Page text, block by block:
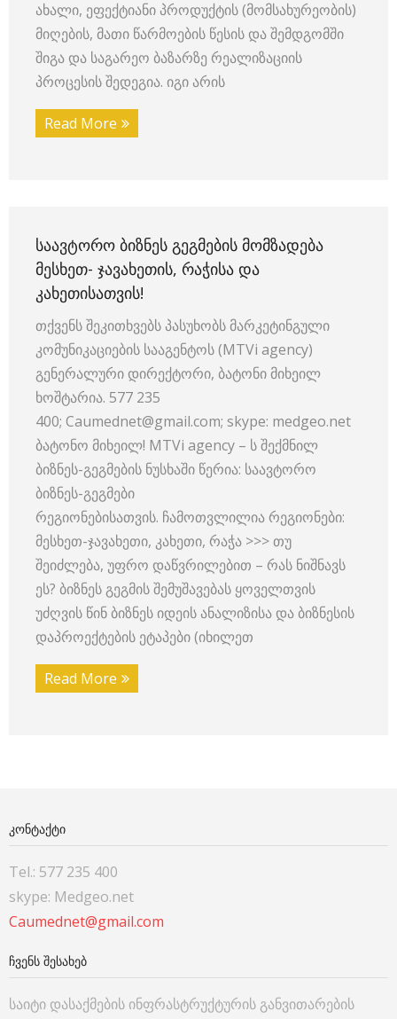
ახალი, ეფექტიანი პროდუქტის (მომსახურეობის)
მიღების, მათი წარმოების წესის და შემდგომში
შიგა და საგარეო ბაზარზე რეალიზაციის
პროცესის შედეგია. იგი არის
Read More
ᲡᲐᲐᲕᲢᲝᲠᲝ ᲑᲘᲖᲜᲔᲡ ᲒᲔᲒᲛᲔᲑᲘᲡ ᲛᲝᲛᲖᲐᲓᲔᲑᲐ
ᲛᲔᲡᲮᲔᲗ- ᲯᲐᲕᲐᲮᲔᲗᲘᲡ, ᲠᲐᲭᲘᲡᲐ ᲓᲐ
ᲙᲐᲮᲔᲗᲘᲡᲐᲗᲕᲘᲡ!
თქვენს შეკითხვებს პასუხობს მარკეტინგული
კომუნიკაციების სააგენტოს (MTVi agency)
გენერალური დირექტორი, ბატონი მიხეილ
ხოშტარია. 577 235
400; Caumednet@gmail.com; skype: medgeo.net
ბატონო მიხეილ! MTVi agency – ს შექმნილ
ბიზნეს-გეგმების ნუსხაში წერია: საავტორო
ბიზნეს-გეგმები
რეგიონებისათვის. ჩამოთვლილია რეგიონები:
მესხეთ-ჯავახეთი, კახეთი, რაჭა >>> თუ
შეიძლება, უფრო დაწვრილებით – რას ნიშნავს
ეს? ბიზნეს გეგმის შემუშავებას ყოველთვის
უძღვის წინ ბიზნეს იდეის ანალიზისა და ბიზნესის
დაპროექტების ეტაპები (იხილეთ
Read More
ᲙᲝᲜᲢᲐᲥᲢᲘ
Tel.: 577 235 400
skype: Medgeo.net
Caumednet@gmail.com
ᲩᲕᲔᲜᲡ ᲨᲔᲡᲐᲮᲔᲑ
საიტი დასაქმების ინფრასტრუქტურის განვითარების